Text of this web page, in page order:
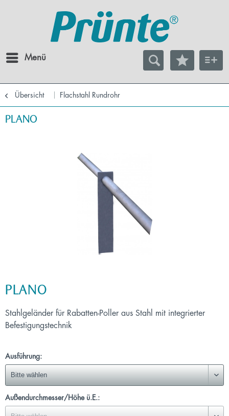
Menü
Übersicht Flachstahl Rundrohr
PLANO
PLANO
Stahlgeländer für Rabatten-Poller aus Stahl mit integrierter
Befestigungstechnik
Ausführung:
Außendurchmesser/Höhe ü.E.: